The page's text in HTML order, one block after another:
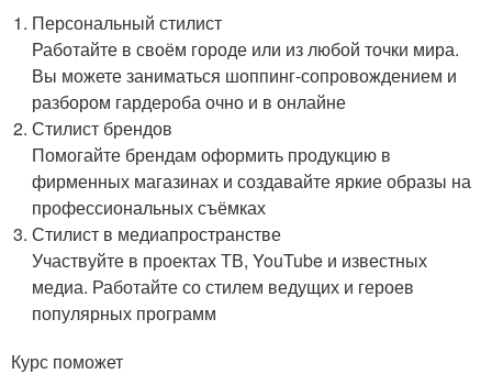
Персональный стилист
Работайте в своём городе или из любой точки мира.
Вы можете заниматься шоппинг-сопровождением и
разбором гардероба очно и в онлайне
Стилист брендов
Помогайте брендам оформить продукцию в
фирменных магазинах и создавайте яркие образы на
профессиональных съёмках
Стилист в медиапространстве
Участвуйте в проектах ТВ, YouTube и известных
медиа. Работайте со стилем ведущих и героев
популярных программ
Курс поможет